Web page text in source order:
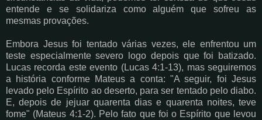
entende e se solidariza como alguém que sofreu as
mesmas provações.
Embora Jesus foi tentado várias vezes, ele enfrentou um
teste especialmente severo logo depois que foi batizado.
Lucas recorda este evento (Lucas 4:1-13), mas seguiremos
a história conforme Mateus a conta: "A seguir, foi Jesus
levado pelo Espírito ao deserto, para ser tentado pelo diabo.
E, depois de jejuar quarenta dias e quarenta noites, teve
fome" (Mateus 4:1-2). Pelo fato que foi o Espírito que levou